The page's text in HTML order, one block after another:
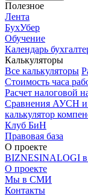
Полезное
Лента
БухУбер
Обучение
Календарь
Калькуляторы
Все калькуляторы
Стоимость часа
Расчет налоговой
Сравнения АУСН
калькулятор
Клуб БиН
Правовая база
О проекте
BIZNESINALOGI в
О проекте
Мы в СМИ
Контакты